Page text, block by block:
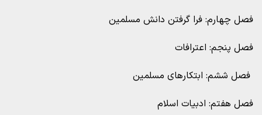
فصل چهارم: فرا گرفتن دانش مسلمین
فصل پنجم: اعترافات
فصل ششم: ابتکارهای مسلمین
فصل هفتم: ادبیات اسلام